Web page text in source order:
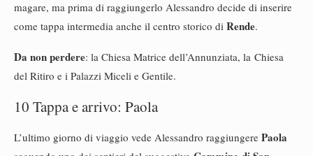
magare, ma prima di raggiungerlo Alessandro decide di inserire
come tappa intermedia anche il centro storico di Rende.
Da non perdere: la Chiesa Matrice dell’Annunziata, la Chiesa
del Ritiro e i Palazzi Miceli e Gentile.
10 Tappa e arrivo: Paola
L’ultimo giorno di viaggio vede Alessandro raggiungere Paola